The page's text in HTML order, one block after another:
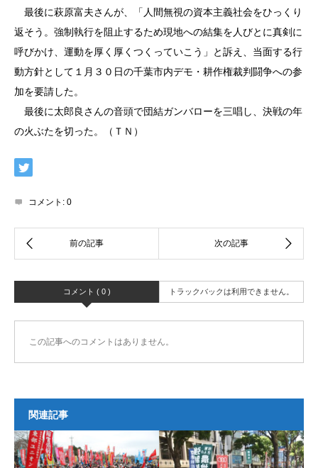
最後に萩原富夫さんが、「人間無視の資本主義社会をひっくり
返そう。強制執行を阻止するため現地への結集を人びとに真剣に
呼びかけ、運動を厚く厚くつくっていこう」と訴え、当面する行
動方針として１月３０日の千葉市内デモ・耕作権裁判闘争への参
加を要請した。
最後に太郎良さんの音頭で団結ガンバローを三唱し、決戦の年
の火ぶたを切った。（ＴＮ）
コメント: 0
コメント ( 0 ) トラックバックは利用できません。
この記事へのコメントはありません。
関連記事